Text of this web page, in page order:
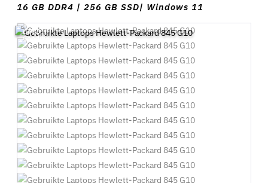
16 GB DDR4 | 256 GB SSD| Windows 11
Conditie
GOED